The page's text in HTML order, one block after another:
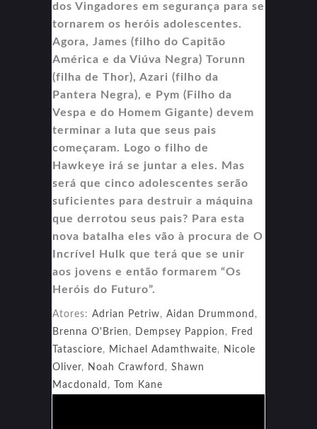
dos Vingadores em segurança para se
tornarem os heróis adolescentes.
Agora, James (filho do Capitão
América e da Viúva Negra) Torunn
(filha de Thor), Azari (filho da
Pantera Negra), e Pym (Filho da
Vespa e do Homem Gigante) devem
terminar a luta que seus pais
começaram. Logo o filho de
Hawkeye irá se juntar a eles. Mas
será que cinco adolescentes serão
suficientes para destruir a máquina
que derrotou seus pais? Para esta
nova batalha eles vão à procura de O
Incrível Hulk que terá que se unir
aos jovens e então formarem “Os
Heróis do Futuro”.
Atores: Adrian Petriw, Aidan Drummond ,
Brenna O'Brien , Dempsey Pappion , Fred
Tatasciore, Michael Adamthwaite, Nicole
Oliver, Noah Crawford , Shawn
Macdonald , Tom Kane